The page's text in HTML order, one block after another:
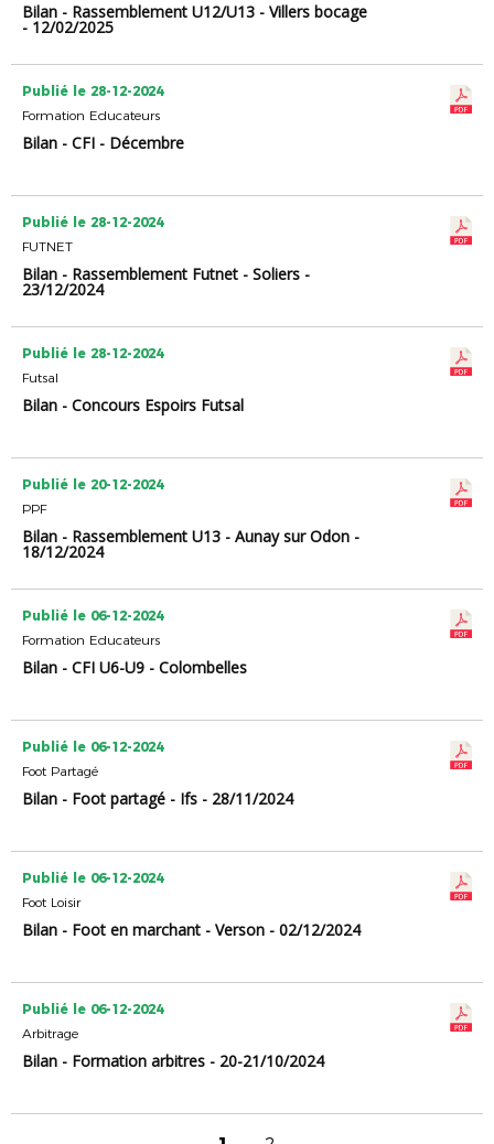
Bilan - Rassemblement U12/U13 - Villers bocage
- 12/02/2025
Publié le 28-12-2024
Formation Educateurs
Bilan - CFI - Décembre
Publié le 28-12-2024
FUTNET
Bilan - Rassemblement Futnet - Soliers -
23/12/2024
Publié le 28-12-2024
Futsal
Bilan - Concours Espoirs Futsal
Publié le 20-12-2024
PPF
Bilan - Rassemblement U13 - Aunay sur Odon -
18/12/2024
Publié le 06-12-2024
Formation Educateurs
Bilan - CFI U6-U9 - Colombelles
Publié le 06-12-2024
Foot Partagé
Bilan - Foot partagé - Ifs - 28/11/2024
Publié le 06-12-2024
Foot Loisir
Bilan - Foot en marchant - Verson - 02/12/2024
Publié le 06-12-2024
Arbitrage
Bilan - Formation arbitres - 20-21/10/2024